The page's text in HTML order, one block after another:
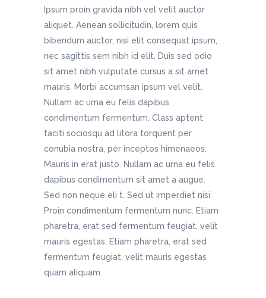
Ipsum proin gravida nibh vel velit auctor
aliquet. Aenean sollicitudin, lorem quis
bibendum auctor, nisi elit consequat ipsum,
nec sagittis sem nibh id elit. Duis sed odio
sit amet nibh vulputate cursus a sit amet
mauris. Morbi accumsan ipsum vel velit.
Nullam ac urna eu felis dapibus
condimentum fermentum. Class aptent
taciti sociosqu ad litora torquent per
conubia nostra, per inceptos himenaeos.
Mauris in erat justo. Nullam ac urna eu felis
dapibus condimentum sit amet a augue.
Sed non neque eli t. Sed ut imperdiet nisi.
Proin condimentum fermentum nunc. Etiam
pharetra, erat sed fermentum feugiat, velit
mauris egestas. Etiam pharetra, erat sed
fermentum feugiat, velit mauris egestas
quam aliquam.